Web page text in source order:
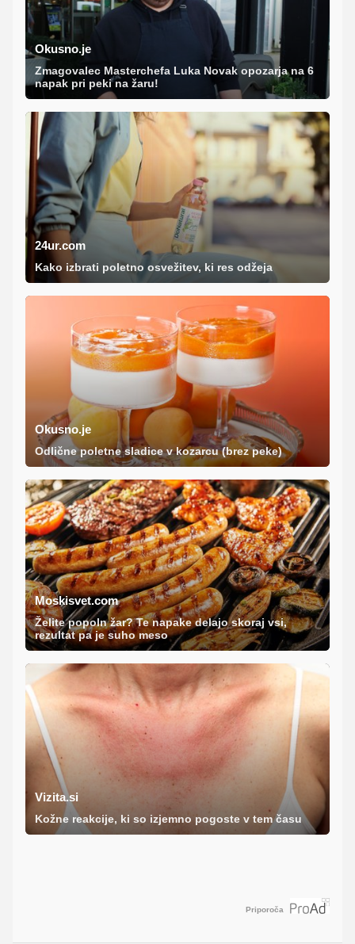
Okusno.je
Zmagovalec Masterchefa Luka Novak opozarja na 6
napak pri peki na žaru!
24ur.com
Kako izbrati poletno osvežitev, ki res odžeja
Okusno.je
Odlične poletne sladice v kozarcu (brez peke)
Moskisvet.com
Želite popoln žar? Te napake delajo skoraj vsi,
rezultat pa je suho meso
Vizita.si
Kožne reakcije, ki so izjemno pogoste v tem času
Priporoča